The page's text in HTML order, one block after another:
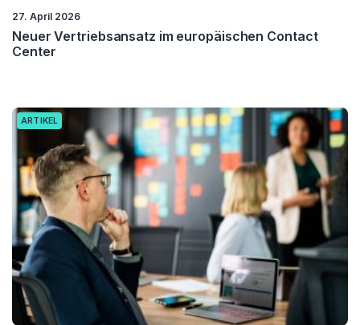
27. April 2026
Neuer Vertriebsansatz im europäischen Contact
Center
ARTIKEL